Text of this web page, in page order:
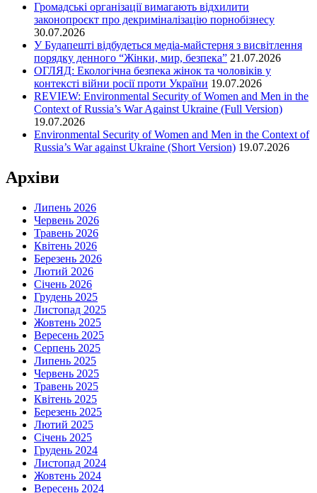
Громадські організації вимагають відхилити
законопроєкт про декриміналізацію порнобізнесу
30.07.2026
У Будапешті відбудеться медіа-майстерня з висвітлення
порядку денного “Жінки, мир, безпека” 21.07.2026
ОГЛЯД: Екологічна безпека жінок та чоловіків у
контексті війни росії проти України 19.07.2026
REVIEW: Environmental Security of Women and Men in the
Context of Russia’s War Against Ukraine (Full Version)
19.07.2026
Environmental Security of Women and Men in the Context of
Russia’s War against Ukraine (Short Version) 19.07.2026
Архіви
Липень 2026
Червень 2026
Травень 2026
Квітень 2026
Березень 2026
Лютий 2026
Січень 2026
Грудень 2025
Листопад 2025
Жовтень 2025
Вересень 2025
Серпень 2025
Липень 2025
Червень 2025
Травень 2025
Квітень 2025
Березень 2025
Лютий 2025
Січень 2025
Грудень 2024
Листопад 2024
Жовтень 2024
Вересень 2024